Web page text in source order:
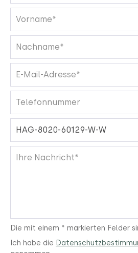
Die mit einem * markierten Felder
Ich habe die